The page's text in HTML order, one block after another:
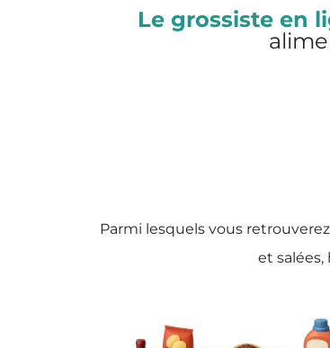
Le grossiste en
Parmi lesquels vous
et salées,